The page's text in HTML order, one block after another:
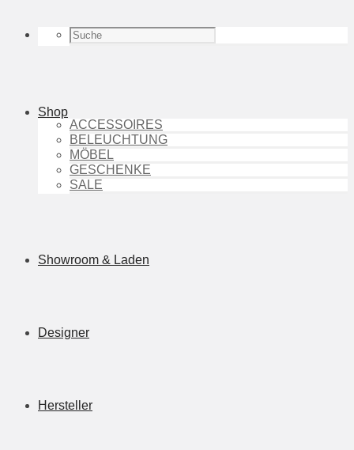
Shop
ACCESSOIRES
BELEUCHTUNG
MÖBEL
GESCHENKE
SALE
Showroom & Laden
Designer
Hersteller